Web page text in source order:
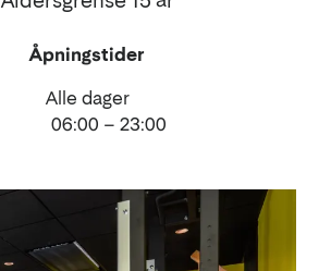
Åpningstider
Alle dager
06:00 – 23:00